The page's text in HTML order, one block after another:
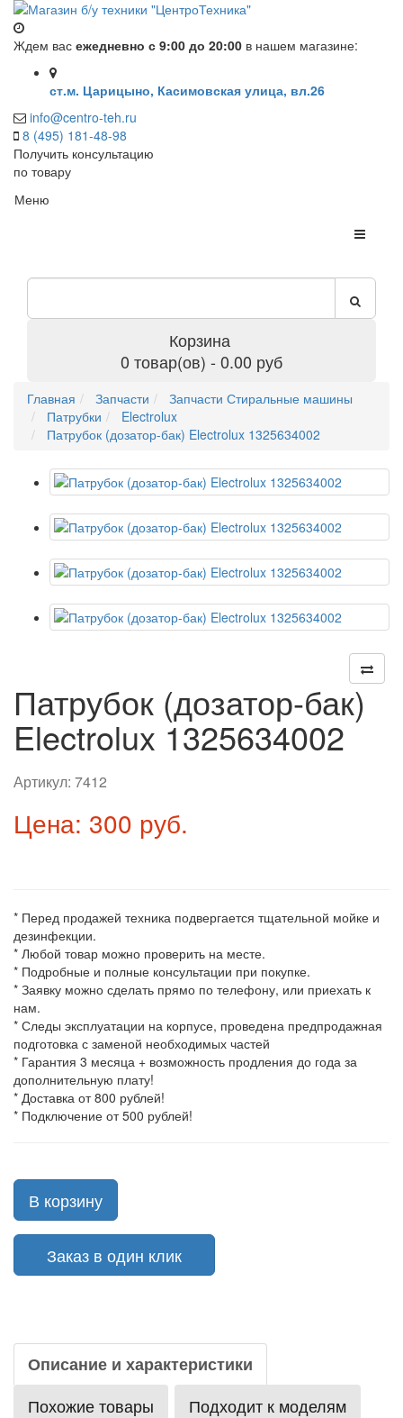
Ждем вас ежедневно с 9:00 до 20:00 в нашем магазине:
ст.м. Царицыно, Касимовская улица, вл.26
info@centro-teh.ru
8 (495) 181-48-98
Получить консультацию
по товару
Меню
Корзина
0 товар(ов) - 0.00 руб
Главная Запчасти
Запчасти Стиральные машины
Патрубки
Electrolux
Патрубок (дозатор-бак) Electrolux 1325634002
Патрубок (дозатор-бак)
Electrolux 1325634002
Артикул: 7412
Цена: 300 руб.
* Перед продажей техника подвергается тщательной мойке и
дезинфекции.
* Любой товар можно проверить на месте.
* Подробные и полные консультации при покупке.
* Заявку можно сделать прямо по телефону, или приехать к
нам.
* Следы эксплуатации на корпусе, проведена предпродажная
подготовка с заменой необходимых частей
* Гарантия 3 месяца + возможность продления до года за
дополнительную плату!
* Доставка от 800 рублей!
* Подключение от 500 рублей!
В корзину
Заказ в один клик
Описание и характеристики
Похожие товары
Подходит к моделям